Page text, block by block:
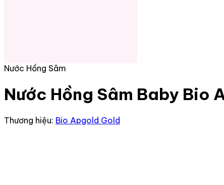
Nước Hồng Sâm
Nước Hồng Sâm Baby Bio
Thương hiệu: Bio Apgold Gold